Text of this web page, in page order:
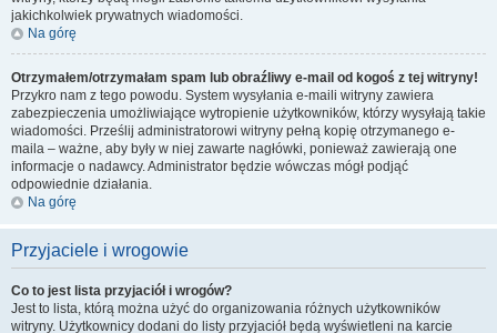
jakichkolwiek prywatnych wiadomości.
Na górę
Otrzymałem/otrzymałam spam lub obraźliwy e-mail od kogoś z tej witryny!
Przykro nam z tego powodu. System wysyłania e-maili witryny zawiera
zabezpieczenia umożliwiające wytropienie użytkowników, którzy wysyłają takie
wiadomości. Prześlij administratorowi witryny pełną kopię otrzymanego e-
maila – ważne, aby były w niej zawarte nagłówki, ponieważ zawierają one
informacje o nadawcy. Administrator będzie wówczas mógł podjąć
odpowiednie działania.
Na górę
Przyjaciele i wrogowie
Co to jest lista przyjaciół i wrogów?
Jest to lista, którą można użyć do organizowania różnych użytkowników
witryny. Użytkownicy dodani do listy przyjaciół będą wyświetleni na karcie